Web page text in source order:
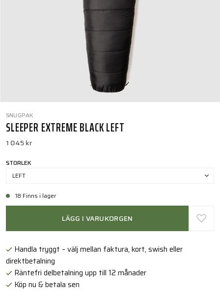
SNUGPAK
SLEEPER EXTREME BLACK LEFT
1 045 kr
STORLEK
LEFT
18 Finns i lager
LÄGG I VARUKORGEN
Handla tryggt – välj mellan faktura, kort, swish eller
direktbetalning
Räntefri delbetalning upp till 12 månader
Köp nu & betala sen